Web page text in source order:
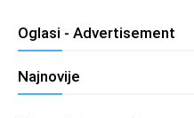
Oglasi - Advertisement
Najnovije